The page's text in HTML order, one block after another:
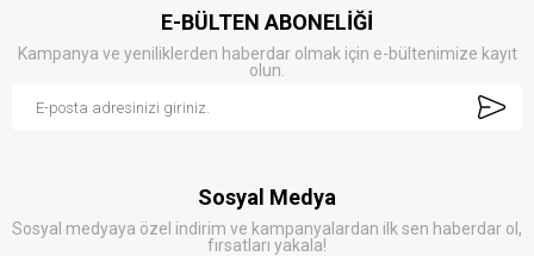
E-BÜLTEN ABONELİĞİ
Kampanya ve yeniliklerden haberdar olmak için e-bültenimize kayıt
olun.
Sosyal Medya
Sosyal medyaya özel indirim ve kampanyalardan ilk sen haberdar ol,
fırsatları yakala!